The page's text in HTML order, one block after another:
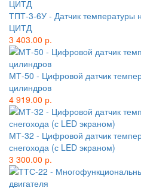
ТПТ-3-6У - Датчик температуры
ЦИТД
3 403.00 р.
МТ-50 - Цифровой датчик
цилиндров
4 919.00 р.
МТ-32 - Цифровой датчик
снегохода (с LED экраном)
3 300.00 р.